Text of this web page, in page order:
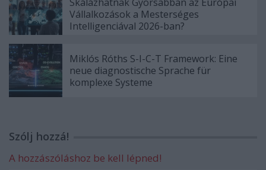
Vállalkozások a Mesterséges
Intelligenciával 2026-ban?
Miklós Róths S-I-C-T Framework: Eine
neue diagnostische Sprache für
komplexe Systeme
Szólj hozzá!
A hozzászóláshoz be kell lépned!